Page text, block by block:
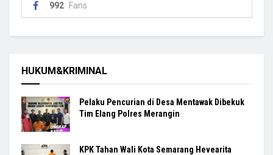
992 Fans
HUKUM&KRIMINAL
Pelaku Pencurian di Desa Mentawak Dibekuk
Tim Elang Polres Merangin
KPK Tahan Wali Kota Semarang Hevearita